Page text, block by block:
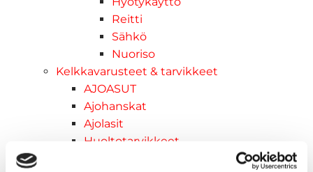
Reitti
Sähkö
Nuoriso
Kelkkavarusteet & tarvikkeet
AJOASUT
Ajohanskat
Ajolasit
Huoltotarvikkeet